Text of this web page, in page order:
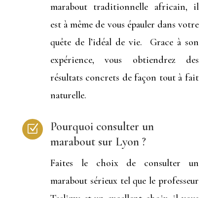
marabout traditionnelle africain, il
est à même de vous épauler dans votre
quête de l’idéal de vie. Grace à son
expérience, vous obtiendrez des
résultats concrets de façon tout à fait
naturelle.
Z
Pourquoi consulter un
marabout sur Lyon ?
Faites le choix de consulter un
marabout sérieux tel que le professeur